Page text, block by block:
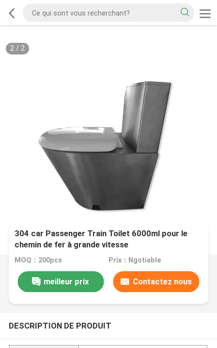
2/ 2
304 car Passenger Train Toilet 6000ml pour le
chemin de fer à grande vitesse
MOQ：200pcs Prix：Ngotiable
meilleur prix Contactez nous
DESCRIPTION DE PRODUIT